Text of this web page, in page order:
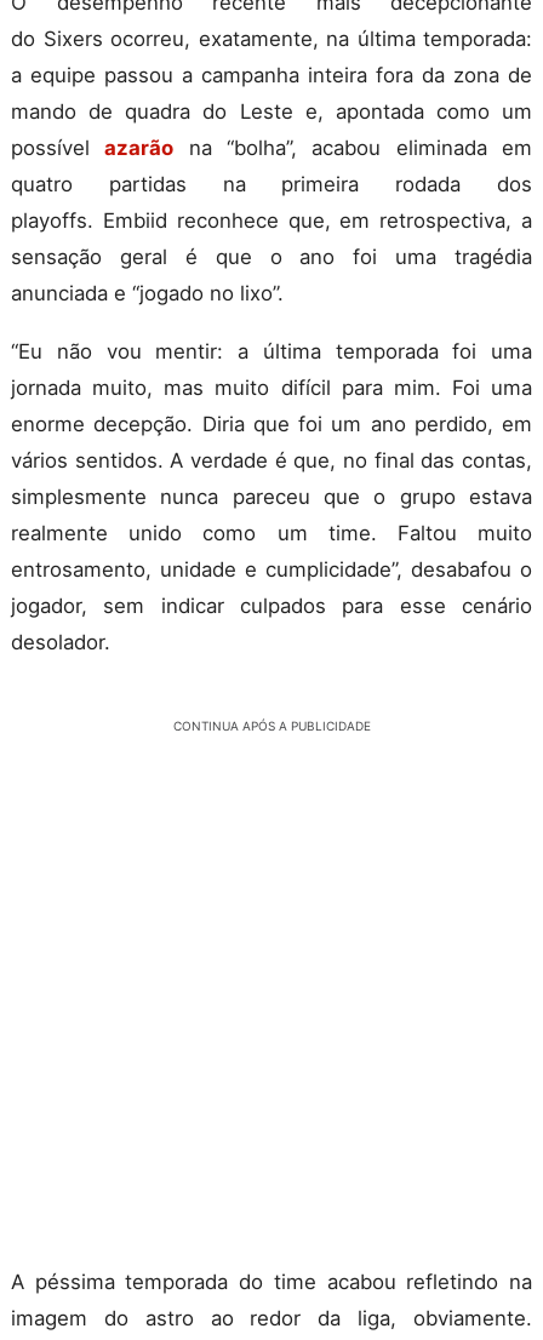
do Sixers ocorreu, exatamente, na última temporada:
a equipe passou a campanha inteira fora da zona de
mando de quadra do Leste e, apontada como um
possívelazarão na “bolha”, acabou eliminada em
quatro partidas na primeira rodada dos
playoffs. Embiid reconhece que, em retrospectiva, a
sensação geral é que o ano foi uma tragédia
anunciada e “jogado no lixo”.
“Eu não vou mentir: a última temporada foi uma
jornada muito, mas muito difícil para mim. Foi uma
enorme decepção. Diria que foi um ano perdido, em
vários sentidos. A verdade é que, no final das contas,
simplesmente nunca pareceu que o grupo estava
realmente unido como um time. Faltou muito
entrosamento, unidade e cumplicidade”, desabafou o
jogador, sem indicar culpados para esse cenário
desolador.
CONTINUA APÓS A PUBLICIDADE
A péssima temporada do time acabou refletindo na
imagem do astro ao redor da liga, obviamente.